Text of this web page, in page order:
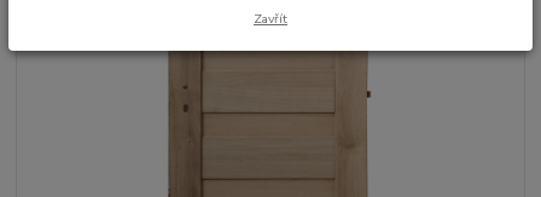
Zavřít